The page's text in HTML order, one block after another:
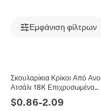
Εμφάνιση φίλτρων
Σκουλαρίκια Κρίκοι Από
Ατσάλι 18K Επιχρυσωμένα
Γεωμετρικά Σχέδια Καρδιά
Κοσμήματα Για Γυναίκες
$0.86-2.09